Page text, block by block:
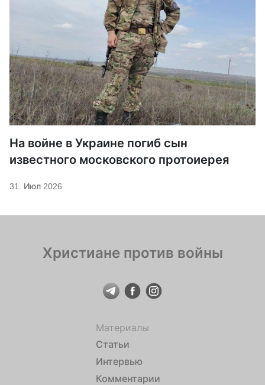
На войне в Украине погиб сын
известного московского протоиерея
31. Июл 2026
Христиане против войны
Материалы
Статьи
Интервью
Комментарии